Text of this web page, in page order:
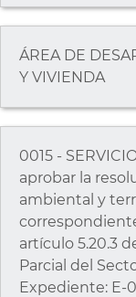
ÁREA DE
Y VIVIENDA
0015 -
aprobar la
ambiental y
artículo 5.20.3
Parcial del
Expediente: E-